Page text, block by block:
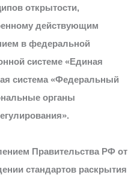
открытости,
действующим
в федеральной
системе «Единая
система «Федеральный
органы
Правительства РФ от
стандартов раскрытия